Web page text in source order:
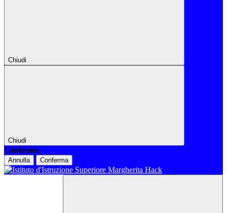
Chiudi
Chiudi
Conferma
Annulla Conferma